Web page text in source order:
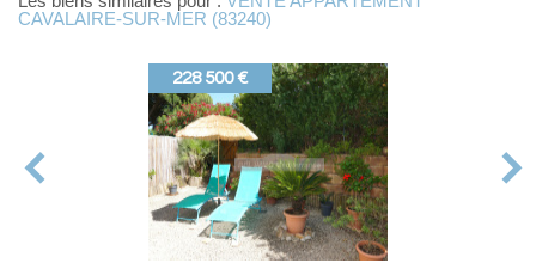
CAVALAIRE-SUR-MER (83240)
228 500 €